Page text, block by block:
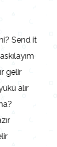
Send it
gelir
alır